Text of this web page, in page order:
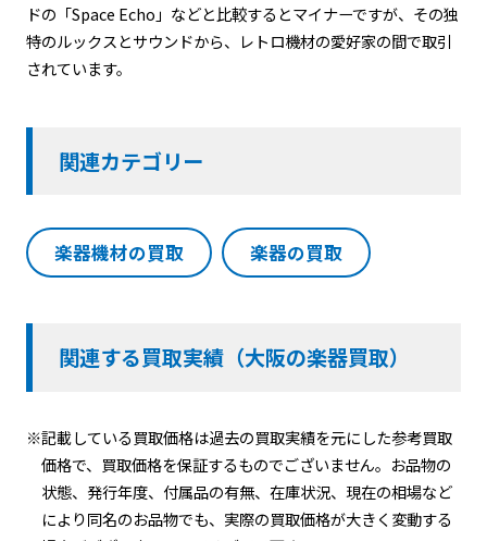
ドの「Space Echo」などと比較するとマイナーですが、その独
特のルックスとサウンドから、レトロ機材の愛好家の間で取引
されています。
関連カテゴリー
楽器機材の買取 楽器の買取
関連する買取実績（大阪の楽器買取）
※記載している買取価格は過去の買取実績を元にした参考買取
価格で、買取価格を保証するものでございません。お品物の
状態、発行年度、付属品の有無、在庫状況、現在の相場など
により同名のお品物でも、実際の買取価格が大きく変動する